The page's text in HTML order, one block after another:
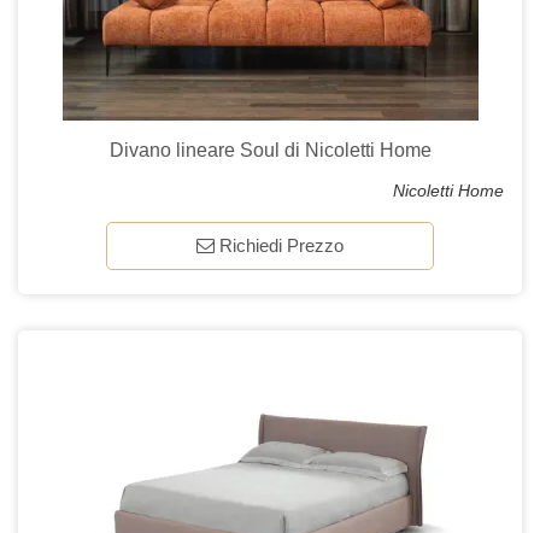
Divano lineare Soul di Nicoletti Home
Nicoletti Home
Richiedi Prezzo